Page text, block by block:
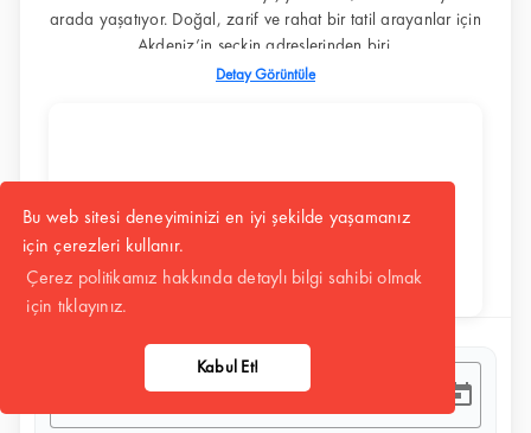
Bu web sitesi deneyiminizi en iyi şekilde yaşamanız
için çerezleri kullanır.
Çerez politikamız hakkında detaylı bilgi sahibi olmak
için tıklayınız.
Kabul Et!
arada yaşatıyor. Doğal, zarif ve rahat bir tatil arayanlar için
Akdeniz’in seçkin adreslerinden biri.
Detay Görüntüle
Giriş Tarihi - Çıkış Tarihi
–